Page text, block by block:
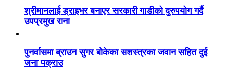
श्रीमानलाई ड्राइभर बनाएर सरकारी गाडीको दुरुपयोग गर्दै
उपप्रमुख राना
पुनर्वासमा ब्राउन सुगर बोकेका सशस्त्रका जवान सहित दुई
जना पक्राउ